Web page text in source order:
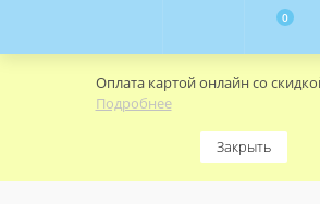
Оплата картой онлайн со
Подробнее
Закрыть
0